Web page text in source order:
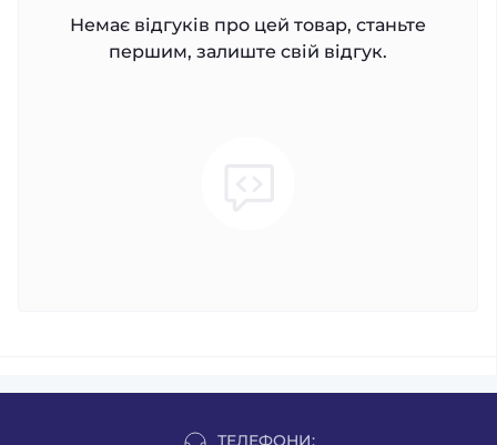
Немає відгуків про цей товар, станьте
першим, залиште свій відгук.
ТЕЛЕФОНИ: